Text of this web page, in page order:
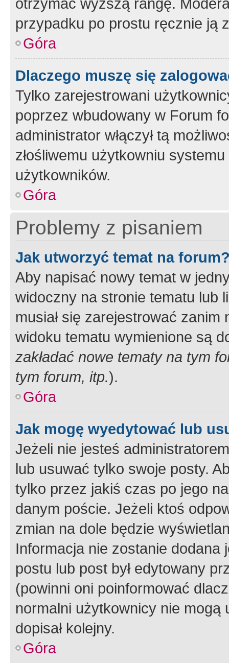
przypadku po prostu ręcznie ją
Góra
Dlaczego muszę się
Tylko zarejestrowani
poprzez wbudowany w Forum
administrator włączył tą
złośliwemu użytkowniu
użytkowników.
Góra
Problemy z pisaniem
Jak utworzyć temat na
Aby napisać nowy temat w
widoczny na stronie tematu lub
musiał się zarejestrować
widoku tematu wymienione są
zakładać nowe tematy na tym
tym forum, itp.).
Góra
Jak mogę wyedytować lub
Jeżeli nie jesteś
lub usuwać tylko swoje posty.
tylko przez jakiś czas po jego
danym poście. Jeżeli ktoś
zmian na dole będzie
Informacja nie zostanie dodana
postu lub post był edytowany
(powinni oni poinformować
normalni użytkownicy nie
dopisał kolejny.
Góra